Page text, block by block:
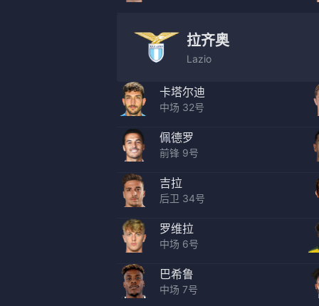
拉齐奥
Lazio
卡塔尔迪
中场 32号
佩德罗
前锋 9号
吉拉
后卫 34号
罗维拉
中场 6号
巴希鲁
中场 7号